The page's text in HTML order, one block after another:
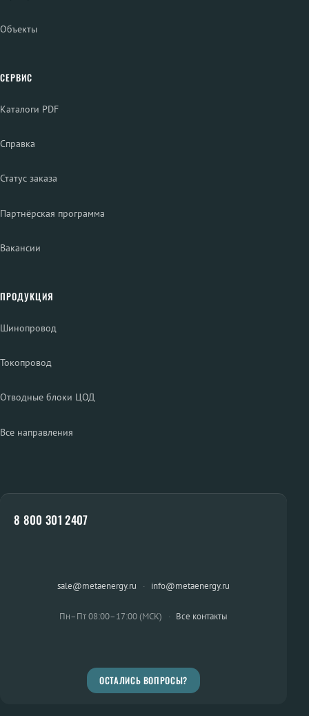
Объекты
СЕРВИС
Каталоги PDF
Справка
Статус заказа
Партнёрская программа
Вакансии
ПРОДУКЦИЯ
Шинопровод
Токопровод
Отводные блоки ЦОД
Все направления
8 800 301 2407
sale@metaenergy.ru · info@metaenergy.ru
Пн–Пт 08:00–17:00 (МСК) · Все контакты
ОСТАЛИСЬ ВОПРОСЫ?